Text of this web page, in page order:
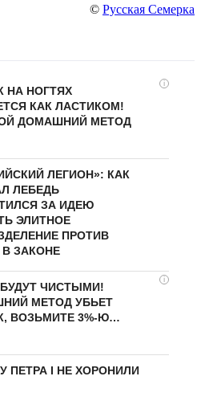
© Русская Семерка
i
НА НОГТЯХ
КАК ЛАСТИКОМ!
ДОМАШНИЙ МЕТОД
ЛЕГИОН»: КАК
ЛЕБЕДЬ
ЗА ИДЕЮ
ЭЛИТНОЕ
ПРОТИВ
ЗАКОНЕ
i
ЧИСТЫМИ!
МЕТОД УБЬЕТ
ВОЗЬМИТЕ 3%-Ю…
ПЕТРА I НЕ ХОРОНИЛИ